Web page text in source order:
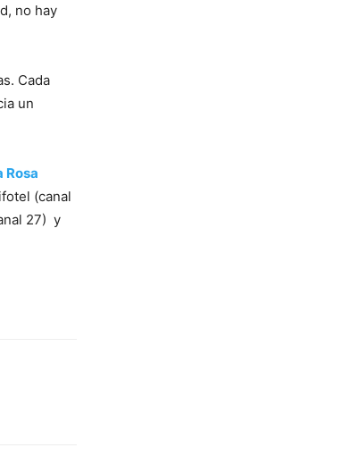
no hay
Cada
un
Rosa
(canal
27) y